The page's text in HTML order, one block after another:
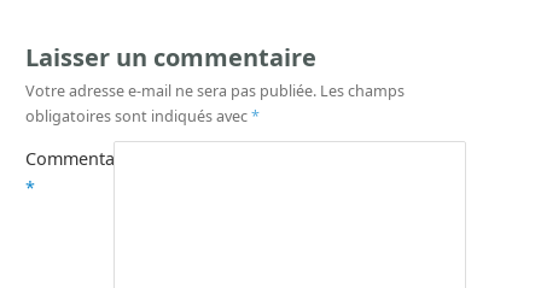
Laisser un commentaire
Votre adresse e-mail ne sera pas publiée. Les champs
obligatoires sont indiqués avec*
Commentaire
*